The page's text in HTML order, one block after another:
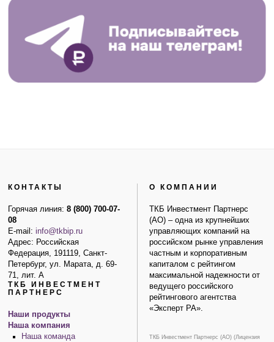
КОНТАКТЫ
Горячая линия:8 (800) 700-07-
08
E-mail:info@tkbip.ru
Адрес: Российская
Федерация, 191119, Санкт-
Петербург, ул. Марата, д. 69-
71, лит. А
ТКБ ИНВЕСТМЕНТ
ПАРТНЕРС
Наши продукты
Наша компания
Наша команда
О КОМПАНИИ
ТКБ Инвестмент Партнерс
(АО) – одна из крупнейших
управляющих компаний на
российском рынке управления
частным и корпоративным
капиталом с рейтингом
максимальной надежности от
ведущего российского
рейтингового агентства
«Эксперт РА».
ТКБ Инвестмент Партнерс (АО) (Лицензия